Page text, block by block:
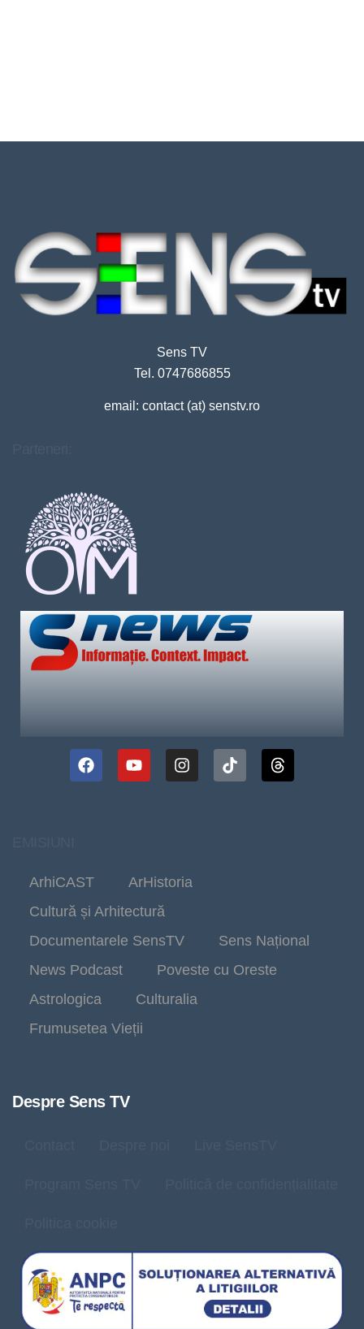
Sens TV
Tel. 0747686855
email: contact (at) senstv.ro
ArhiCAST
ArHistoria
Cultură și Arhitectură
Documentarele SensTV
Sens Național
News Podcast
Poveste cu Oreste
Astrologica
Culturalia
Frumusetea Vieții
Despre Sens TV